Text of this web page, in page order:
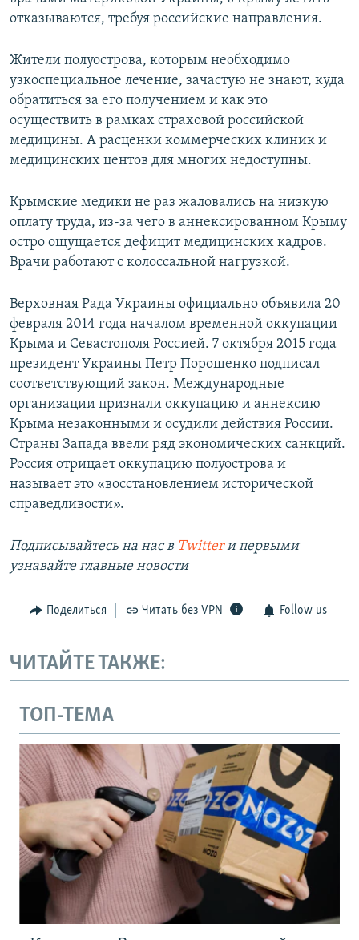
отказываются, требуя российские направления.
Жители полуострова, которым необходимо
узкоспециальное лечение, зачастую не знают, куда
обратиться за его получением и как это
осуществить в рамках страховой российской
медицины. А расценки коммерческих клиник и
медицинских центов для многих недоступны.
Крымские медики не раз жаловались на низкую
оплату труда, из-за чего в аннексированном Крыму
остро ощущается дефицит медицинских кадров.
Врачи работают с колоссальной нагрузкой.
Верховная Рада Украины официально объявила 20
февраля 2014 года началом временной оккупации
Крыма и Севастополя Россией. 7 октября 2015 года
президент Украины Петр Порошенко подписал
соответствующий закон. Международные
организации признали оккупацию и аннексию
Крыма незаконными и осудили действия России.
Страны Запада ввели ряд экономических санкций.
Россия отрицает оккупацию полуострова и
называет это «восстановлением исторической
справедливости».
Подписывайтесь на наc в Twitterи первыми
узнавайте главные новости
Поделиться Читать без VPN Follow us
ЧИТАЙТЕ ТАКЖЕ:
ТОП-ТЕМА